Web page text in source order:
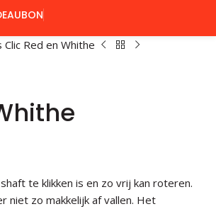
Red en Whithe
te klikken is en zo vrij kan roteren.
niet zo makkelijk af vallen. Het